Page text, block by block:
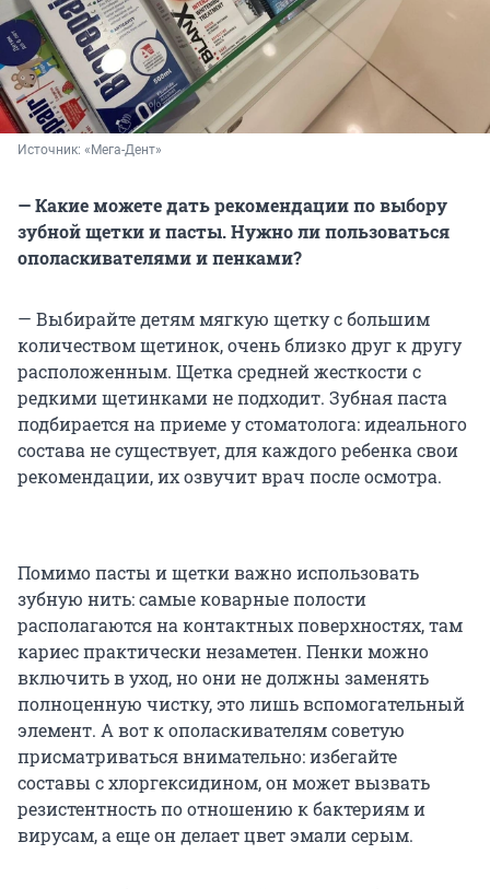
Источник: «Мега-Дент»
— Какие можете дать рекомендации по выбору
зубной щетки и пасты. Нужно ли пользоваться
ополаскивателями и пенками?
— Выбирайте детям мягкую щетку с большим
количеством щетинок, очень близко друг к другу
расположенным. Щетка средней жесткости с
редкими щетинками не подходит. Зубная паста
подбирается на приеме у стоматолога: идеального
состава не существует, для каждого ребенка свои
рекомендации, их озвучит врач после осмотра.
Помимо пасты и щетки важно использовать
зубную нить: самые коварные полости
располагаются на контактных поверхностях, там
кариес практически незаметен. Пенки можно
включить в уход, но они не должны заменять
полноценную чистку, это лишь вспомогательный
элемент. А вот к ополаскивателям советую
присматриваться внимательно: избегайте
составы с хлоргексидином, он может вызвать
резистентность по отношению к бактериям и
вирусам, а еще он делает цвет эмали серым.